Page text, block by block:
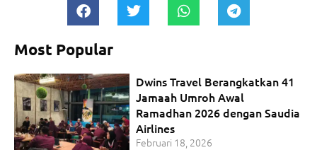
Most Popular
Dwins Travel Berangkatkan 41
Jamaah Umroh Awal
Ramadhan 2026 dengan Saudia
Airlines
Februari 18, 2026